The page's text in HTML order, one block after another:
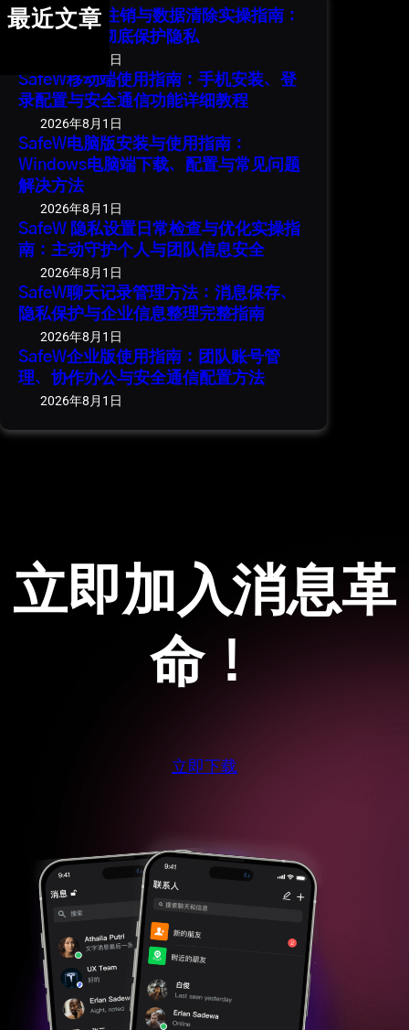
最近文章
SafeW 账号注销与数据清除实操指南：
安全退出并彻底保护隐私
2026年8月1日
SafeW移动端使用指南：手机安装、登
录配置与安全通信功能详细教程
2026年8月1日
SafeW电脑版安装与使用指南：
Windows电脑端下载、配置与常见问题
解决方法
2026年8月1日
SafeW 隐私设置日常检查与优化实操指
南：主动守护个人与团队信息安全
2026年8月1日
SafeW聊天记录管理方法：消息保存、
隐私保护与企业信息整理完整指南
2026年8月1日
SafeW企业版使用指南：团队账号管
理、协作办公与安全通信配置方法
2026年8月1日
立即加入消息革
命！
立即下载